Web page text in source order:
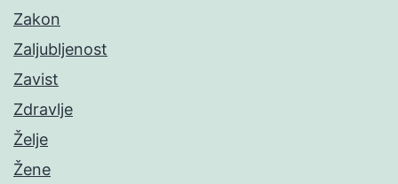
Zakon
Zaljubljenost
Zavist
Zdravlje
Želje
Žene